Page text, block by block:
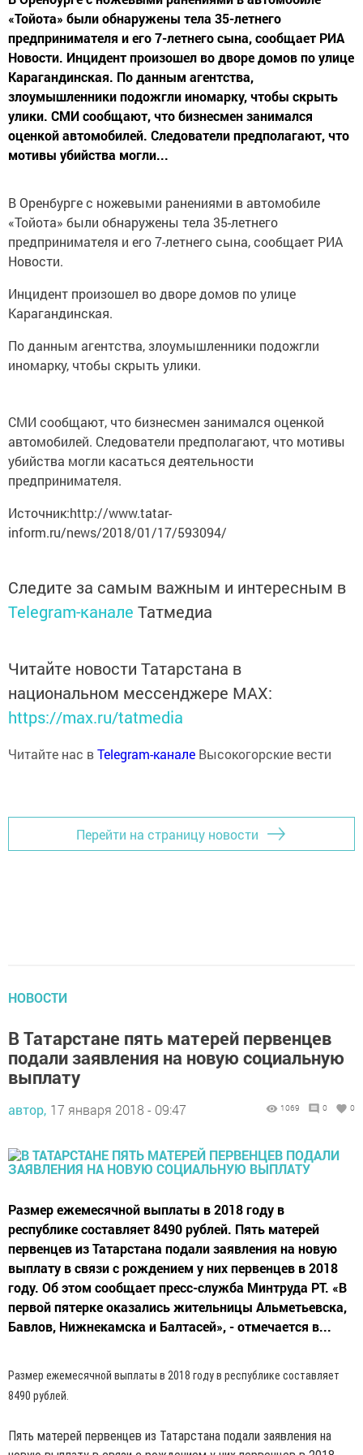
«Тойота» были обнаружены тела 35-летнего
предпринимателя и его 7-летнего сына, сообщает РИА
Новости. Инцидент произошел во дворе домов по улице
Карагандинская. По данным агентства,
злоумышленники подожгли иномарку, чтобы скрыть
улики. СМИ сообщают, что бизнесмен занимался
оценкой автомобилей. Следователи предполагают, что
мотивы убийства могли...
В Оренбурге с ножевыми ранениями в автомобиле
«Тойота» были обнаружены тела 35-летнего
предпринимателя и его 7-летнего сына, сообщает РИА
Новости.
Инцидент произошел во дворе домов по улице
Карагандинская.
По данным агентства, злоумышленники подожгли
иномарку, чтобы скрыть улики.
СМИ сообщают, что бизнесмен занимался оценкой
автомобилей. Следователи предполагают, что мотивы
убийства могли касаться деятельности
предпринимателя.
Источник:http://www.tatar-
inform.ru/news/2018/01/17/593094/
Следите за самым важным и интересным в
Telegram-канале Татмедиа
Читайте новости Татарстана в
национальном мессенджере MАХ:
https://max.ru/tatmedia
Читайте нас вTelegram-канале Высокогорские вести
Перейти на страницу новости
НОВОСТИ
В Татарстане пять матерей первенцев
подали заявления на новую социальную
выплату
автор, 17 января 2018 - 09:47 1069 0 0
Размер ежемесячной выплаты в 2018 году в
республике составляет 8490 рублей. Пять матерей
первенцев из Татарстана подали заявления на новую
выплату в связи с рождением у них первенцев в 2018
году. Об этом сообщает пресс-служба Минтруда РТ. «В
первой пятерке оказались жительницы Альметьевска,
Бавлов, Нижнекамска и Балтасей», - отмечается в...
Размер ежемесячной выплаты в 2018 году в республике составляет
8490 рублей.
Пять матерей первенцев из Татарстана подали заявления на